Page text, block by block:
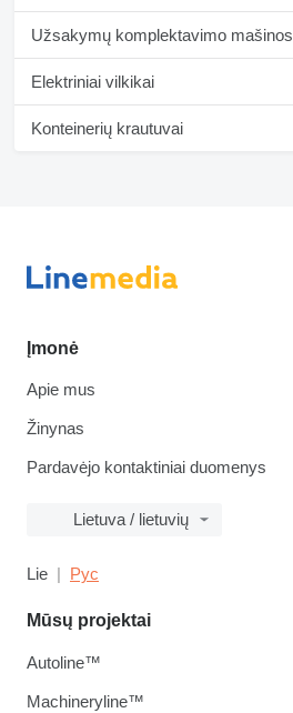
Užsakymų komplektavimo mašinos
Elektriniai vilkikai
Konteinerių krautuvai
Įmonė
Apie mus
Žinynas
Pardavėjo kontaktiniai duomenys
Lietuva / lietuvių
Lie Рус
Mūsų projektai
Autoline™
Machineryline™